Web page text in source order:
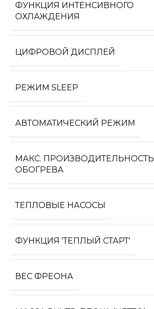
ФУНКЦИЯ ИНТЕНСИВНОГО
ОХЛАЖДЕНИЯ
ЦИФРОВОЙ ДИСПЛЕЙ
РЕЖИМ SLEEP
АВТОМАТИЧЕСКИЙ РЕЖИМ
МАКС. ПРОИЗВОДИТЕЛЬНОСТЬ
ОБОГРЕВА
ТЕПЛОВЫЕ НАСОСЫ
ФУНКЦИЯ 'ТЕПЛЫЙ СТАРТ'
ВЕС ФРЕОНА